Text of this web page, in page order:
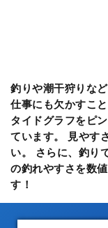
釣りや潮干狩りな
仕事にも欠かすこ
タイドグラフをピ
ています。 見やす
い。 さらに、釣り
の釣れやすさを数
す！